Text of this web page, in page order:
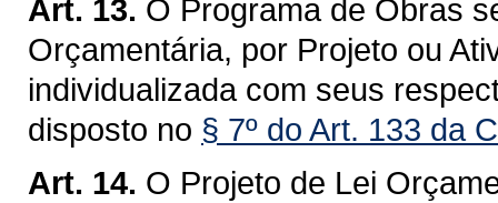
Art. 13. O Programa de Obras
Orçamentária, por Projeto ou
individualizada com seus
disposto no § 7º do Art. 133 da
Art. 14. O Projeto de Lei